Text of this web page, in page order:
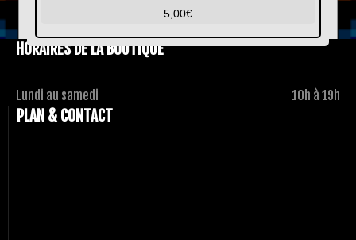
5,00€
HORAIRES DE LA BOUTIQUE
Lundi au samedi 10h à 19h
PLAN & CONTACT